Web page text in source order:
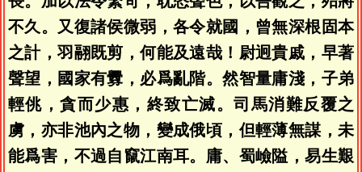
不久。又復諸侯微弱，各令就國，曾無深根固本
之計，羽翮既剪，何能及遠哉！尉迥貴戚，早著
聲望，國家有釁，必爲亂階。然智量庸淺，子弟
輕佻，貪而少惠，終致亡滅。司馬消難反覆之
虜，亦非池內之物，變成俄頃，但輕薄無謀，未
能爲害，不過自竄江南耳。庸、蜀嶮隘，易生艱